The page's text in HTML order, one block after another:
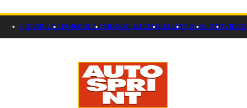
FORMULA 1FORMULA EMONDO RACINGRALLYPISTAFOTOVIDEO